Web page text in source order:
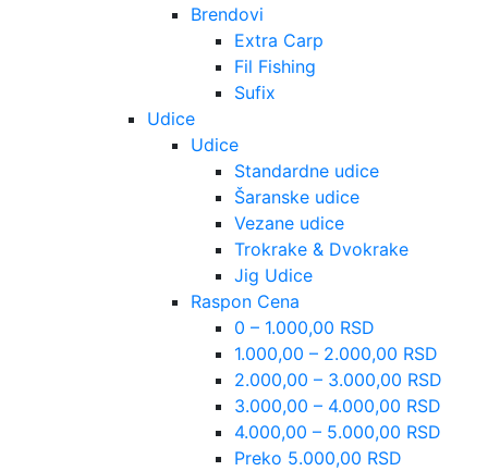
Brendovi
Extra Carp
Fil Fishing
Sufix
Udice
Udice
Standardne udice
Šaranske udice
Vezane udice
Trokrake & Dvokrake
Jig Udice
Raspon Cena
0 – 1.000,00 RSD
1.000,00 – 2.000,00 RSD
2.000,00 – 3.000,00 RSD
3.000,00 – 4.000,00 RSD
4.000,00 – 5.000,00 RSD
Preko 5.000,00 RSD